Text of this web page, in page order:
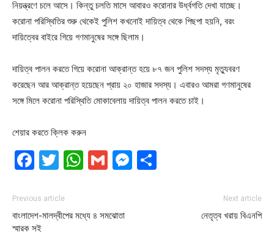
নিয়ন্ত্রণে চলে আসে। কিন্তু চলতি মাসে আবারও করোনার উর্ধ্বগতি দেখা যাচ্ছে।
করোনা পরিস্থিতির শুরু থেকেই পুলিশ কখনোই দায়িত্ব থেকে পিছপা হয়নি, বরং
দায়িত্বের বাইরে গিয়ে গণমানুষের সঙ্গে ছিলাম।
দায়িত্ব পালন করতে গিয়ে করোনা আক্রান্ত হয়ে ৮৭ জন পুলিশ সদস্য মৃত্যুবরণ
করেছেন আর আক্রান্ত হয়েছেন প্রায় ২০ হাজার সদস্য। এবারও আমরা গণমানুষের
সঙ্গে মিলে করোনা পরিস্থিতি মোকাবেলায় দায়িত্ব পালন করতে চাই।
শেয়ার করতে ক্লিক করুন
Facebook
Twitter
WhatsApp
GmailMessenger
Previous article
বাংলাদেশ-মালদ্বীপের মধ্যে ৪ সমঝোতা
স্মারক সই
Next article
নেতৃত্ব খরায় বিএনপি